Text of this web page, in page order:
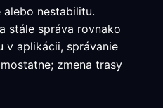
nestabilitu.
stále správa rovnako
v aplikácii, správanie
zmena trasy